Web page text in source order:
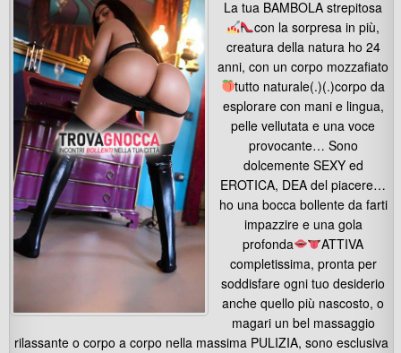
La tua BAMBOLA strepitosa
con la sorpresa in più,
creatura della natura ho 24
anni, con un corpo mozzafiato
tutto naturale(.)(.)corpo da
esplorare con mani e lingua,
pelle vellutata e una voce
provocante… Sono
dolcemente SEXY ed
EROTICA, DEA del piacere…
ho una bocca bollente da farti
impazzire e una gola
profonda
ATTIVA
completissima, pronta per
soddisfare ogni tuo desiderio
anche quello più nascosto, o
magari un bel massaggio
rilassante o corpo a corpo nella massima PULIZIA, sono esclusiva